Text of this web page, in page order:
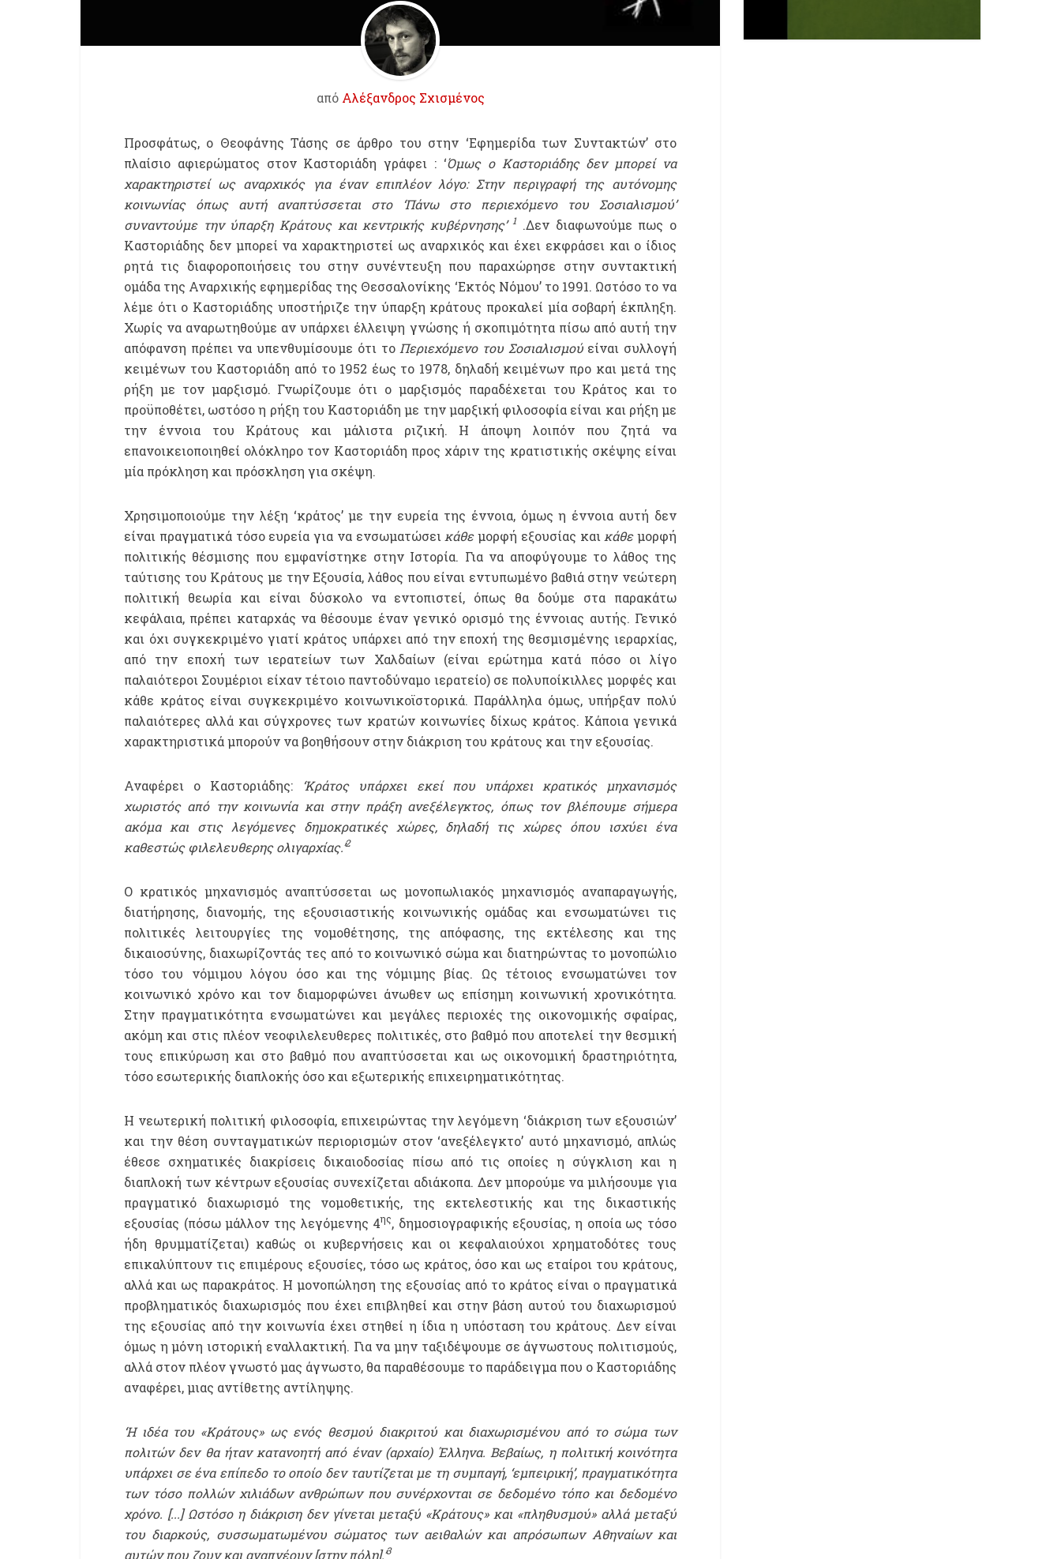
από Αλέξανδρος Σχισμένος
Προσφάτως, ο Θεοφάνης Τάσης σε άρθρο του στην ‘Εφημερίδα των Συντακτών’ στο
πλαίσιο αφιερώματος στον Καστοριάδη γράφει : ‘Όμως ο Καστοριάδης δεν μπορεί να
χαρακτηριστεί ως αναρχικός για έναν επιπλέον λόγο: Στην περιγραφή της αυτόνομης
κοινωνίας όπως αυτή αναπτύσσεται στο ‘Πάνω στο περιεχόμενο του Σοσιαλισμού’
συναντούμε την ύπαρξη Κράτους και κεντρικής κυβέρνησης’1 .Δεν διαφωνούμε πως ο
Καστοριάδης δεν μπορεί να χαρακτηριστεί ως αναρχικός και έχει εκφράσει και ο ίδιος
ρητά τις διαφοροποιήσεις του στην συνέντευξη που παραχώρησε στην συντακτική
ομάδα της Αναρχικής εφημερίδας της Θεσσαλονίκης ‘Εκτός Νόμου’ το 1991. Ωστόσο το να
λέμε ότι ο Καστοριάδης υποστήριζε την ύπαρξη κράτους προκαλεί μία σοβαρή έκπληξη.
Χωρίς να αναρωτηθούμε αν υπάρχει έλλειψη γνώσης ή σκοπιμότητα πίσω από αυτή την
απόφανση πρέπει να υπενθυμίσουμε ότι το Περιεχόμενο του Σοσιαλισμούείναι συλλογή
κειμένων του Καστοριάδη από το 1952 έως το 1978, δηλαδή κειμένων προ και μετά της
ρήξη με τον μαρξισμό. Γνωρίζουμε ότι ο μαρξισμός παραδέχεται του Κράτος και το
προϋποθέτει, ωστόσο η ρήξη του Καστοριάδη με την μαρξική φιλοσοφία είναι και ρήξη με
την έννοια του Κράτους και μάλιστα ριζική. Η άποψη λοιπόν που ζητά να
επανοικειοποιηθεί ολόκληρο τον Καστοριάδη προς χάριν της κρατιστικής σκέψης είναι
μία πρόκληση και πρόσκληση για σκέψη.
Χρησιμοποιούμε την λέξη ‘κράτος’ με την ευρεία της έννοια, όμως η έννοια αυτή δεν
είναι πραγματικά τόσο ευρεία για να ενσωματώσει κάθεμορφή εξουσίας και κάθεμορφή
πολιτικής θέσμισης που εμφανίστηκε στην Ιστορία. Για να αποφύγουμε το λάθος της
ταύτισης του Κράτους με την Εξουσία, λάθος που είναι εντυπωμένο βαθιά στην νεώτερη
πολιτική θεωρία και είναι δύσκολο να εντοπιστεί, όπως θα δούμε στα παρακάτω
κεφάλαια, πρέπει καταρχάς να θέσουμε έναν γενικό ορισμό της έννοιας αυτής. Γενικό
και όχι συγκεκριμένο γιατί κράτος υπάρχει από την εποχή της θεσμισμένης ιεραρχίας,
από την εποχή των ιερατείων των Χαλδαίων (είναι ερώτημα κατά πόσο οι λίγο
παλαιότεροι Σουμέριοι είχαν τέτοιο παντοδύναμο ιερατείο) σε πολυποίκιλλες μορφές και
κάθε κράτος είναι συγκεκριμένο κοινωνικοϊστορικά. Παράλληλα όμως, υπήρξαν πολύ
παλαιότερες αλλά και σύγχρονες των κρατών κοινωνίες δίχως κράτος. Κάποια γενικά
χαρακτηριστικά μπορούν να βοηθήσουν στην διάκριση του κράτους και την εξουσίας.
Αναφέρει ο Καστοριάδης:
‘Κράτος υπάρχει εκεί που υπάρχει κρατικός μηχανισμός
χωριστός από την κοινωνία και στην πράξη ανεξέλεγκτος, όπως τον βλέπουμε σήμερα
ακόμα και στις λεγόμενες δημοκρατικές χώρες, δηλαδή τις χώρες όπου ισχύει ένα
καθεστώς φιλελευθερης ολιγαρχίας.’2
Ο κρατικός μηχανισμός αναπτύσσεται ως μονοπωλιακός μηχανισμός αναπαραγωγής,
διατήρησης, διανομής, της εξουσιαστικής κοινωνικής ομάδας και ενσωματώνει τις
πολιτικές λειτουργίες της νομοθέτησης, της απόφασης, της εκτέλεσης και της
δικαιοσύνης, διαχωρίζοντάς τες από το κοινωνικό σώμα και διατηρώντας το μονοπώλιο
τόσο του νόμιμου λόγου όσο και της νόμιμης βίας. Ως τέτοιος ενσωματώνει τον
κοινωνικό χρόνο και τον διαμορφώνει άνωθεν ως επίσημη κοινωνική χρονικότητα.
Στην πραγματικότητα ενσωματώνει και μεγάλες περιοχές της οικονομικής σφαίρας,
ακόμη και στις πλέον νεοφιλελευθερες πολιτικές, στο βαθμό που αποτελεί την θεσμική
τους επικύρωση και στο βαθμό που αναπτύσσεται και ως οικονομική δραστηριότητα,
τόσο εσωτερικής διαπλοκής όσο και εξωτερικής επιχειρηματικότητας.
Η νεωτερική πολιτική φιλοσοφία, επιχειρώντας την λεγόμενη ‘διάκριση των εξουσιών’
και την θέση συνταγματικών περιορισμών στον ‘ανεξέλεγκτο’ αυτό μηχανισμό, απλώς
έθεσε σχηματικές διακρίσεις δικαιοδοσίας πίσω από τις οποίες η σύγκλιση και η
διαπλοκή των κέντρων εξουσίας συνεχίζεται αδιάκοπα. Δεν μπορούμε να μιλήσουμε για
πραγματικό διαχωρισμό της νομοθετικής, της εκτελεστικής και της δικαστικής
εξουσίας (πόσω μάλλον της λεγόμενης 4ης, δημοσιογραφικής εξουσίας, η οποία ως τόσο
ήδη θρυμματίζεται) καθώς οι κυβερνήσεις και οι κεφαλαιούχοι χρηματοδότες τους
επικαλύπτουν τις επιμέρους εξουσίες, τόσο ως κράτος, όσο και ως εταίροι του κράτους,
αλλά και ως παρακράτος. Η μονοπώληση της εξουσίας από το κράτος είναι ο πραγματικά
προβληματικός διαχωρισμός που έχει επιβληθεί και στην βάση αυτού του διαχωρισμού
της εξουσίας από την κοινωνία έχει στηθεί η ίδια η υπόσταση του κράτους. Δεν είναι
όμως η μόνη ιστορική εναλλακτική. Για να μην ταξιδέψουμε σε άγνωστους πολιτισμούς,
αλλά στον πλέον γνωστό μας άγνωστο, θα παραθέσουμε το παράδειγμα που ο Καστοριάδης
αναφέρει, μιας αντίθετης αντίληψης.
‘Η ιδέα του «Κράτους» ως ενός θεσμού διακριτού και διαχωρισμένου από το σώμα των
πολιτών δεν θα ήταν κατανοητή από έναν (αρχαίο) Έλληνα. Βεβαίως, η πολιτική κοινότητα
υπάρχει σε ένα επίπεδο το οποίο δεν ταυτίζεται με τη συμπαγή, ‘εμπειρική’, πραγματικότητα
των τόσο πολλών χιλιάδων ανθρώπων που συνέρχονται σε δεδομένο τόπο και δεδομένο
χρόνο. [...] Ωστόσο η διάκριση δεν γίνεται μεταξύ «Κράτους» και «πληθυσμού» αλλά μεταξύ
του διαρκούς, συσσωματωμένου σώματος των αειθαλών και απρόσωπων Αθηναίων και
αυτών που ζουν και αναπνέουν [στην πόλη].’3